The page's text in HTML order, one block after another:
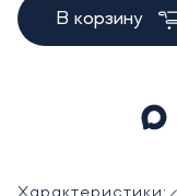
В корзину